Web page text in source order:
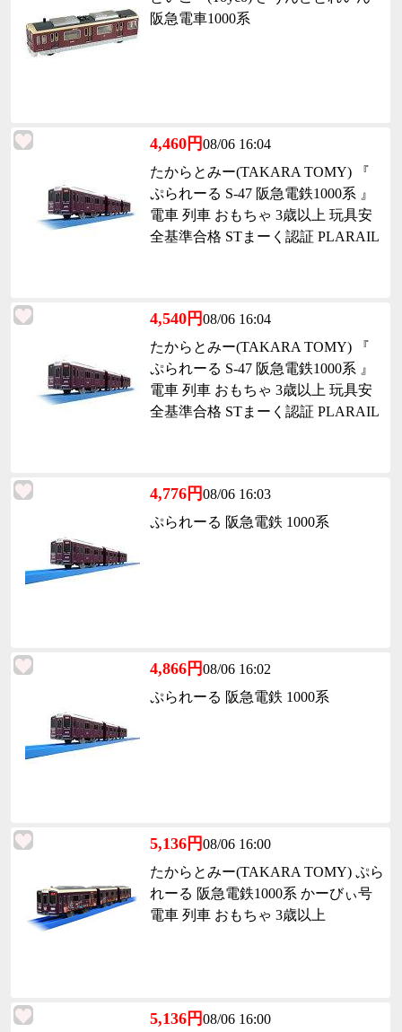
阪急電車1000系
4,460円08/06 16:04
たからとみー(TAKARA TOMY) 『
ぷられーる S-47 阪急電鉄1000系 』
電車 列車 おもちゃ 3歳以上 玩具安
全基準合格 STまーく認証 PLARAIL
4,540円08/06 16:04
たからとみー(TAKARA TOMY) 『
ぷられーる S-47 阪急電鉄1000系 』
電車 列車 おもちゃ 3歳以上 玩具安
全基準合格 STまーく認証 PLARAIL
4,776円08/06 16:03
ぷられーる 阪急電鉄 1000系
4,866円08/06 16:02
ぷられーる 阪急電鉄 1000系
5,136円08/06 16:00
たからとみー(TAKARA TOMY) ぷら
れーる 阪急電鉄1000系 かーびぃ号
電車 列車 おもちゃ 3歳以上
5,136円08/06 16:00